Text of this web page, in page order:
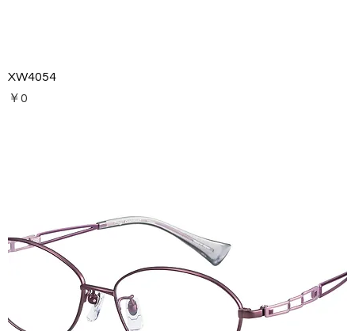
XW4054
価格
￥0